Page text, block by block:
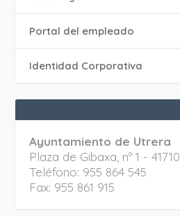
Portal del empleado
Identidad Corporativa
Ayuntamiento de Utrera
Plaza de Gibaxa, nº 1 - 41710
Teléfono: 955 864 545
Fax: 955 861 915